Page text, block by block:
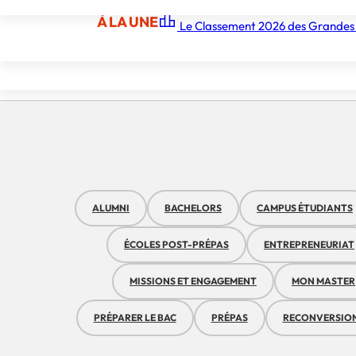
À LA UNE Le Classement 2026 des
Tous nos
ALUMNI BACHELORS CAMPUS ÉTUDIANTS
ÉCOLES POST-PRÉPAS ENTREPRENEURIAT
MISSIONS ET ENGAGEMENT MON MASTER
PRÉPARER LE BAC PRÉPAS